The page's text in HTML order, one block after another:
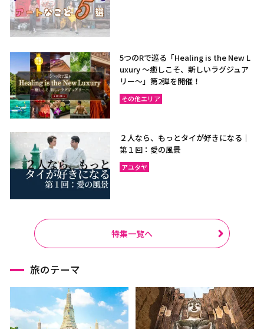
5つのRで巡る「Healing is the New L
uxury ～癒しこそ、新しいラグジュア
リー〜」第2弾を開催！
その他エリア
２人なら、もっとタイが好きになる｜
第１回：愛の風景
アユタヤ
特集一覧へ
旅のテーマ